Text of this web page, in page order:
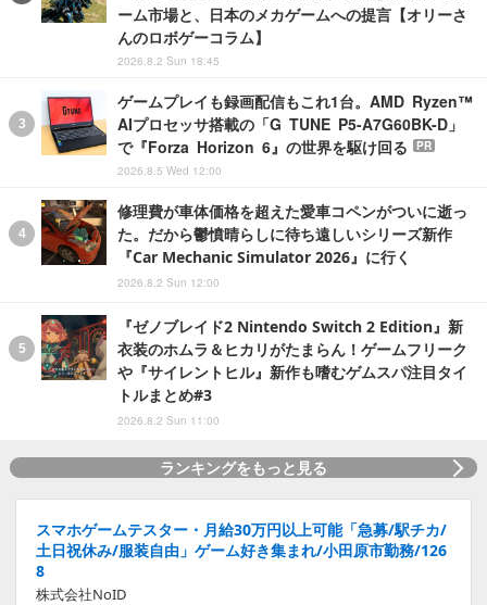
ーム市場と、日本のメカゲームへの提言【オリーさ
んのロボゲーコラム】
2026.8.2 Sun 18:45
ゲームプレイも録画配信もこれ1台。AMD Ryzen™
AIプロセッサ搭載の「G TUNE P5-A7G60BK-D」
で『Forza Horizon 6』の世界を駆け回る
PR
2026.8.5 Wed 12:00
修理費が車体価格を超えた愛車コペンがついに逝っ
た。だから鬱憤晴らしに待ち遠しいシリーズ新作
『Car Mechanic Simulator 2026』に行く
2026.8.2 Sun 12:00
『ゼノブレイド2 Nintendo Switch 2 Edition』新
衣装のホムラ＆ヒカリがたまらん！ゲームフリーク
や『サイレントヒル』新作も嗜むゲムスパ注目タイ
トルまとめ#3
2026.8.2 Sun 11:00
ランキングをもっと見る
スマホゲームテスター・月給30万円以上可能「急募/駅チカ/
土日祝休み/服装自由」ゲーム好き集まれ/小田原市勤務/126
8
株式会社NoID